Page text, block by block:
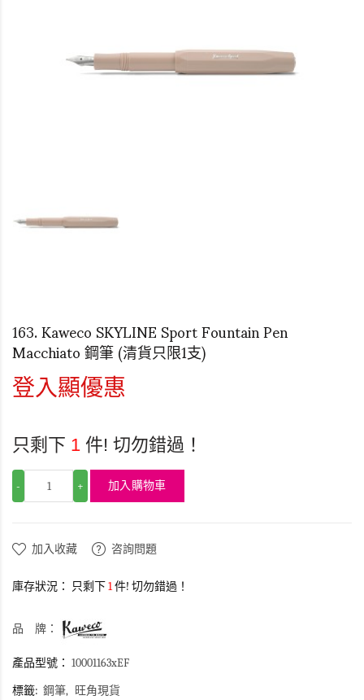
163. Kaweco SKYLINE Sport Fountain Pen
Macchiato 鋼筆 (清貨只限1支)
登入顯優惠
只剩下 1 件! 切勿錯過！
- + 加入購物車
加入收藏 咨詢問題
庫存狀況： 只剩下 1件! 切勿錯過！
品 牌：
產品型號： 10001163xEF
標籤: 鋼筆 旺角現貨